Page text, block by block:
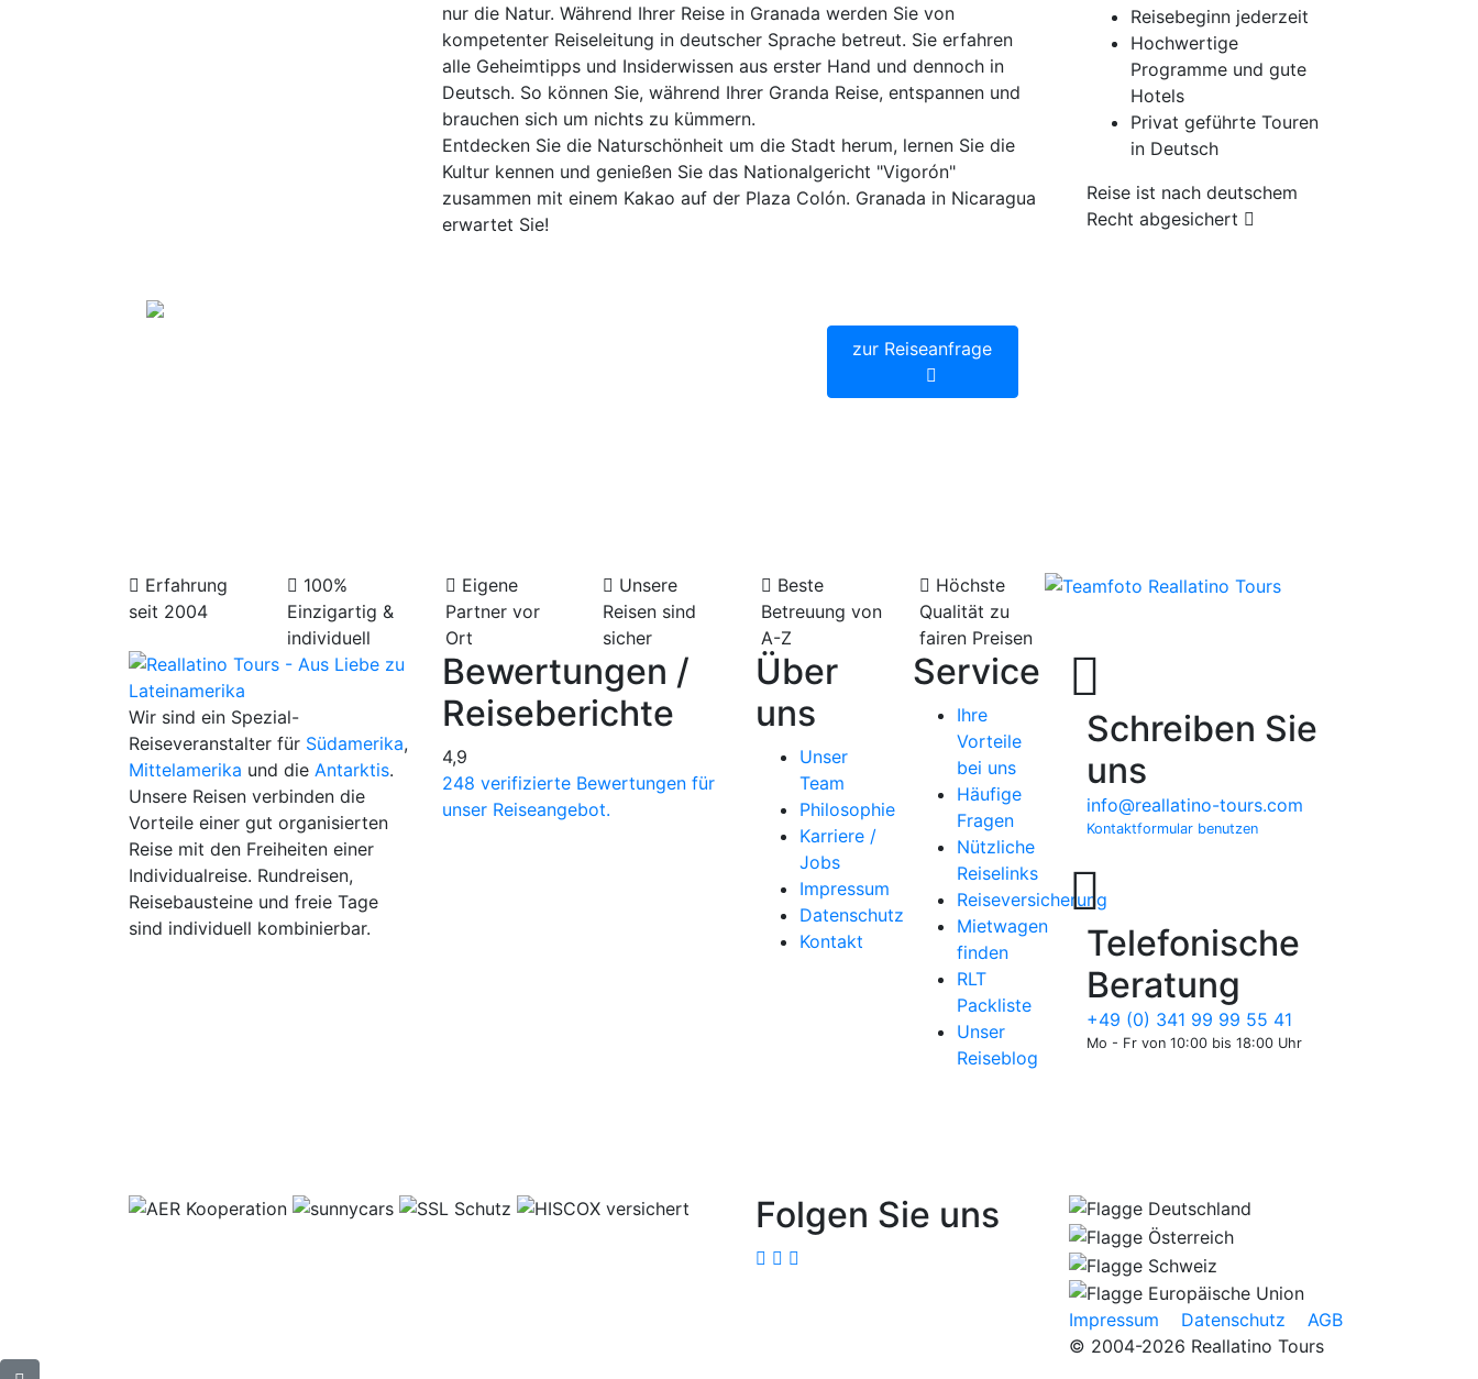
nur die Natur. Während Ihrer Reise in Granada werden Sie von
kompetenter Reiseleitung in deutscher Sprache betreut. Sie erfahren
alle Geheimtipps und Insiderwissen aus erster Hand und dennoch in
Deutsch. So können Sie, während Ihrer Granda Reise, entspannen und
brauchen sich um nichts zu kümmern.
Entdecken Sie die Naturschönheit um die Stadt herum, lernen Sie die
Kultur kennen und genießen Sie das Nationalgericht "Vigorón"
zusammen mit einem Kakao auf der Plaza Colón. Granada in Nicaragua
erwartet Sie!
zur Reiseanfrage
Reisebeginn jederzeit
Hochwertige
Programme und gute
Hotels
Privat geführte Touren
in Deutsch
Reise ist nach deutschem
Recht abgesichert
Erfahrung
seit 2004
100%
Einzigartig &
individuell
Eigene
Partner vor
Ort
Unsere
Reisen sind
sicher
Beste
Betreuung von
A-Z
Höchste
Qualität zu
fairen Preisen
Wir sind ein Spezial-
Reiseveranstalter für Südamerika,
Mittelamerika und die Antarktis.
Unsere Reisen verbinden die
Vorteile einer gut organisierten
Reise mit den Freiheiten einer
Individualreise. Rundreisen,
Reisebausteine und freie Tage
sind individuell kombinierbar.
Bewertungen /
Reiseberichte
4,9
248 verifizierte Bewertungen für
unser Reiseangebot.
Über
uns
Unser
Team
Philosophie
Karriere /
Jobs
Impressum
Datenschutz
Kontakt
Service
Ihre
Vorteile
bei uns
Häufige
Fragen
Nützliche
Reiselinks
Reiseversicherung
Mietwagen
finden
RLT
Packliste
Unser
Reiseblog
Schreiben Sie
uns
info@reallatino-tours.com
Kontaktformular benutzen
Telefonische
Beratung
+49 (0) 341 99 99 55 41
Mo - Fr von 10:00 bis 18:00 Uhr
Folgen Sie uns
Impressum Datenschutz
AGB
© 2004-2026 Reallatino Tours